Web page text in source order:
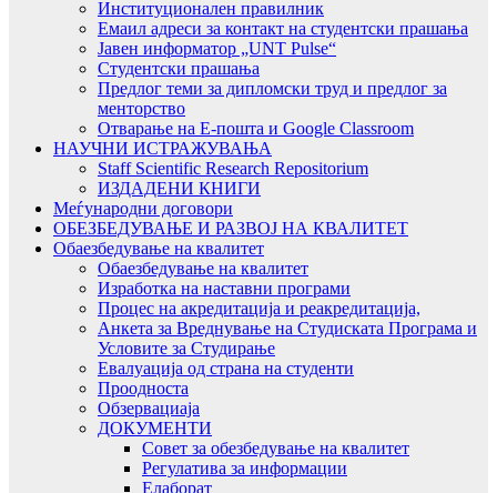
Институционален правилник
Емаил адреси за контакт на студентски прашања
Јавен информатор „UNT Pulse“
Студентски прашања
Предлог теми за дипломски труд и предлог за
менторство
Отварање на Е-пошта и Google Classroom
НАУЧНИ ИСТРАЖУВАЊА
Staff Scientific Research Repositorium
ИЗДАДЕНИ КНИГИ
Меѓународни договори
ОБЕЗБЕДУВАЊЕ И РАЗВОЈ НА КВАЛИТЕТ
Обаезбедување на квалитет
Обаезбедување на квалитет
Изработка на наставни програми
Процес на акредитација и реакредитација,
Анкета за Вреднување на Студиската Програма и
Условите за Студирање
Евалуација од страна на студенти
Проодноста
Обзервациаја
ДОКУМЕНТИ
Совет за обезбедување на квалитет
Регулатива за информации
Елаборат